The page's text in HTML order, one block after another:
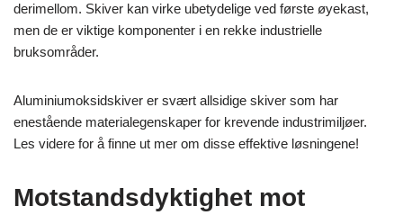
derimellom. Skiver kan virke ubetydelige ved første øyekast,
men de er viktige komponenter i en rekke industrielle
bruksområder.
Aluminiumoksidskiver er svært allsidige skiver som har
enestående materialegenskaper for krevende industrimiljøer.
Les videre for å finne ut mer om disse effektive løsningene!
Motstandsdyktighet mot